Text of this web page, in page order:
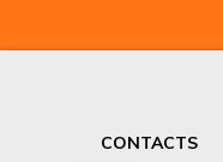
CONTACTS